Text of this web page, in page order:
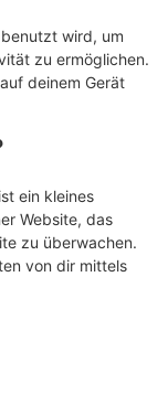
wird, um
zu ermöglichen.
deinem Gerät
ein kleines
Website, das
zu überwachen.
von dir mittels